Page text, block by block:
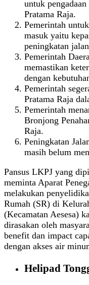
untuk
Pratama Raja.
Pemerintah
masuk yaitu
peningkatan
Pemerintah
memastikan
dengan
Pemerintah
Pratama Raja
Pemerintah
Bronjong
Raja.
Peningkatan
masih belum
Pansus LKPJ yang
meminta Aparat
melakukan
Rumah (SR) di
(Kecamatan Aesesa)
dirasakan oleh
benefit dan impact
dengan akses air
Helipad